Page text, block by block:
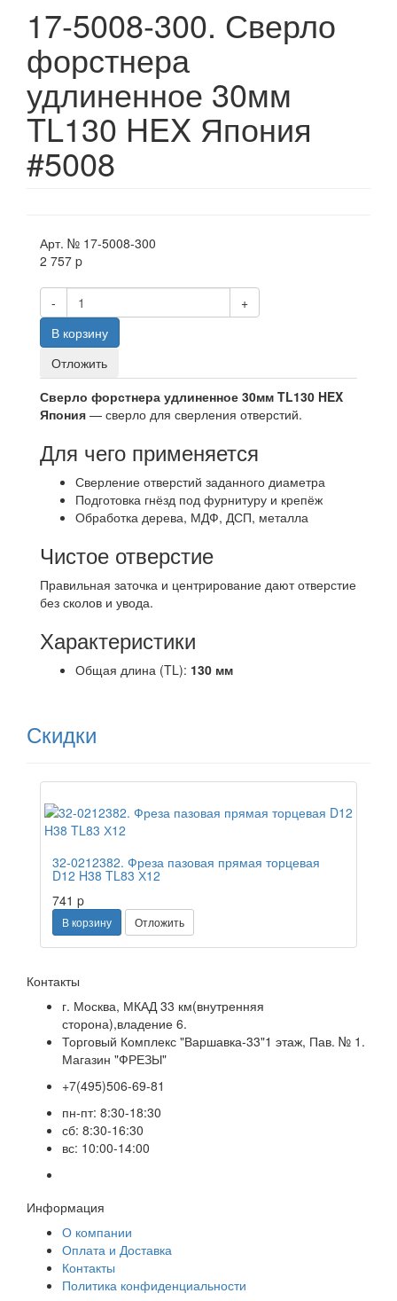
17-5008-300. Сверло
форстнера
удлиненное 30мм
TL130 HEX Япония
#5008
Арт. № 17-5008-300
2 757 p
-
+
В корзину
Отложить
Сверло форстнера удлиненное 30мм TL130 HEX
Япония — сверло для сверления отверстий.
Для чего применяется
Сверление отверстий заданного диаметра
Подготовка гнёзд под фурнитуру и крепёж
Обработка дерева, МДФ, ДСП, металла
Чистое отверстие
Правильная заточка и центрирование дают отверстие
без сколов и увода.
Характеристики
Общая длина (TL): 130 мм
Скидки
32-0212382. Фреза пазовая прямая торцевая
D12 H38 TL83 Х12
741 p
В корзину Отложить
Контакты
г. Москва, МКАД 33 км(внутренняя
сторона),владение 6.
Торговый Комплекс "Варшавка-33"1 этаж, Пав. № 1.
Магазин "ФРЕЗЫ"
+7(495)506-69-81
пн-пт: 8:30-18:30
сб: 8:30-16:30
вс: 10:00-14:00
Информация
О компании
Оплата и Доставка
Контакты
Политика конфиденциальности